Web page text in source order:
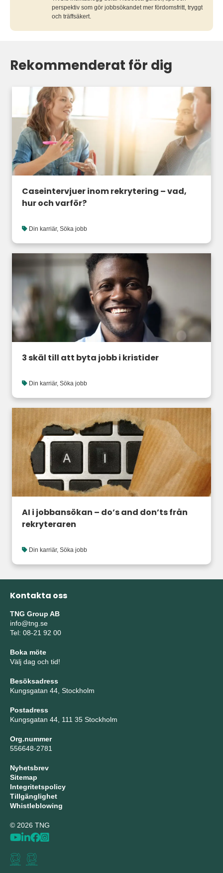
perspektiv som gör jobbsökandet mer fördomsfritt, tryggt
och träffsäkert.
Rekommenderat för dig
Caseintervjuer inom rekrytering – vad,
hur och varför?
Din karriär, Söka jobb
3 skäl till att byta jobb i kristider
Din karriär, Söka jobb
AI i jobbansökan – do’s and don’ts från
rekryteraren
Din karriär, Söka jobb
Kontakta oss
TNG Group AB
info@tng.se
Tel: 08-21 92 00
Boka möte
Välj dag och tid!
Besöksadress
Kungsgatan 44, Stockholm
Postadress
Kungsgatan 44, 111 35 Stockholm
Org.nummer
556648-2781
Nyhetsbrev
Sitemap
Integritetspolicy
Tillgänglighet
Whistleblowing
© 2026 TNG